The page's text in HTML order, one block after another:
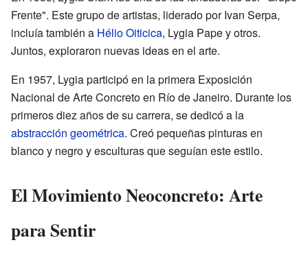
Frente". Este grupo de artistas, liderado por Ivan Serpa,
incluía también a Hélio Oiticica, Lygia Pape y otros.
Juntos, exploraron nuevas ideas en el arte.
En 1957, Lygia participó en la primera Exposición
Nacional de Arte Concreto en Río de Janeiro. Durante los
primeros diez años de su carrera, se dedicó a la
abstracción geométrica. Creó pequeñas pinturas en
blanco y negro y esculturas que seguían este estilo.
El Movimiento Neoconcreto: Arte
para Sentir